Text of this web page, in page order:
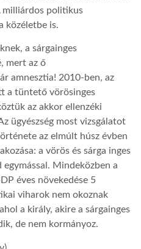
milliárdos politikus
közéletbe is.
a sárgainges
mert az ő
amnesztia! 2010-ben, az
a tüntető vörösinges
az akkor ellenzéki
ügyészség most vizsgálatot
az elmúlt húsz évben
a vörös és sárga inges
Mindeközben a
éves növekedése 5
viharok nem okoznak
a király, akire a sárgainges
de nem kormányoz.